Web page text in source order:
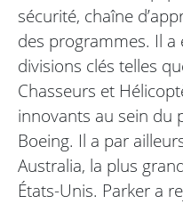
sécurité, chaîne
des programmes. Il a
divisions clés telles
Chasseurs et
innovants au sein du
Boeing. Il a par
Australia, la plus
États-Unis. Parker a